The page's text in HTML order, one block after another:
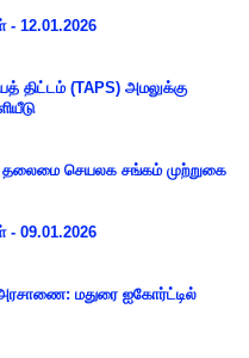
- 12.01.2026
திட்டம் (TAPS) அமலுக்கு
தலைமை செயலக சங்கம் முற்றுகை
- 09.01.2026
அரசாணை: மதுரை ஐகோர்ட்டில்